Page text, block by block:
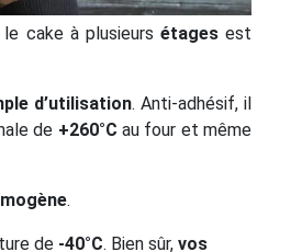
cake à plusieurs étagesest
d’utilisation. Anti-adhésif, il
de +260°C au four et même
.
de -40°C. Bien sûr, vos